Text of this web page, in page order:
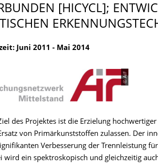
[HICYCL];
Juni 2011 - Mai 2014
© AiF
des Projektes ist die Erzielung
von Primärkunststoffen zulassen. Der
Verbesserung der Trennleistung
wird ein spektroskopisch und gleichzeitig